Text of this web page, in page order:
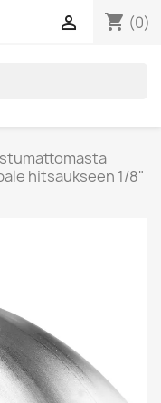
shopping_cart (0)

hitsaukseen 1/8"